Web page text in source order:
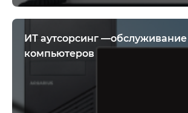
ИТ аутсорсинг —обслуживание
компьютеров